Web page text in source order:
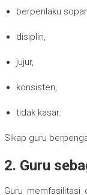
berperilaku
disiplin,
jujur,
konsisten,
tidak kasar.
Sikap guru
2. Guru
Guru